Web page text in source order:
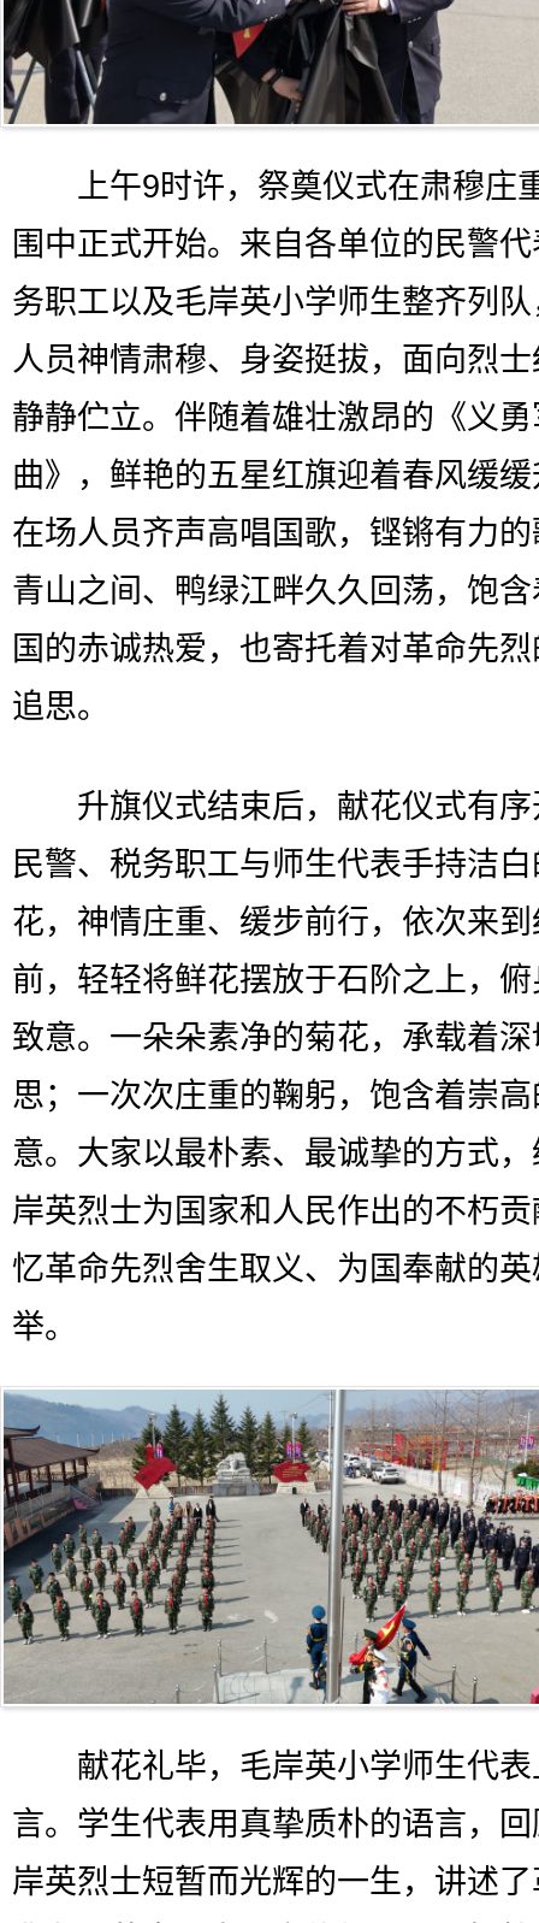
上午9时许，祭奠仪式在肃穆庄
围中正式开始。来自各单位的民警
务职工以及毛岸英小学师生整齐列
人员神情肃穆、身姿挺拔，面向烈
静静伫立。伴随着雄壮激昂的《义
曲》，鲜艳的五星红旗迎着春风缓
在场人员齐声高唱国歌，铿锵有力
青山之间、鸭绿江畔久久回荡，饱
国的赤诚热爱，也寄托着对革命先
追思。
升旗仪式结束后，献花仪式有序
民警、税务职工与师生代表手持洁
花，神情庄重、缓步前行，依次来
前，轻轻将鲜花摆放于石阶之上，
致意。一朵朵素净的菊花，承载着
思；一次次庄重的鞠躬，饱含着崇
意。大家以最朴素、最诚挚的方式
岸英烈士为国家和人民作出的不朽
忆革命先烈舍生取义、为国奉献的
举。
献花礼毕，毛岸英小学师生代表
言。学生代表用真挚质朴的语言，
岸英烈士短暂而光辉的一生，讲述